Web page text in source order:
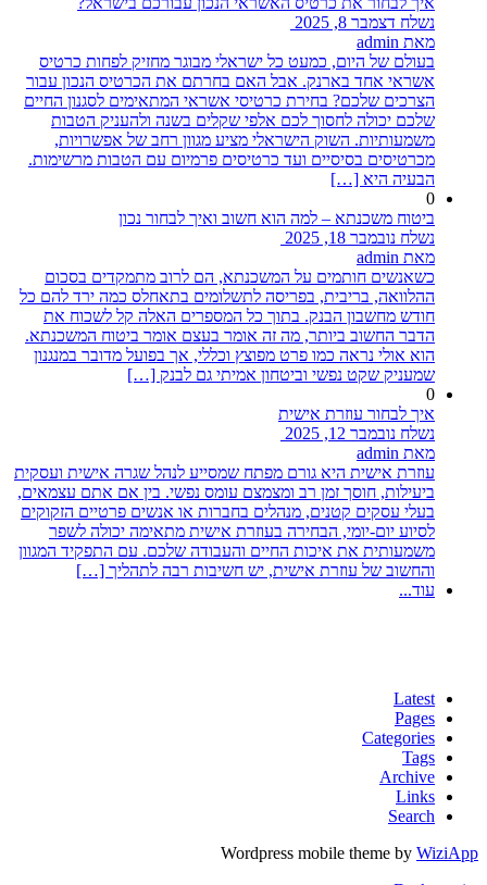
נשלח דצמבר 8, 2025
מאת admin
בעולם של היום, כמעט כל ישראלי מבוגר מחזיק לפחות כרטיס
אשראי אחד בארנק. אבל האם בחרתם את הכרטיס הנכון עבור
הצרכים שלכם? בחירת כרטיסי אשראי המתאימים לסגנון החיים
שלכם יכולה לחסוך לכם אלפי שקלים בשנה ולהעניק הטבות
משמעותיות. השוק הישראלי מציע מגוון רחב של אפשרויות,
מכרטיסים בסיסיים ועד כרטיסים פרמיום עם הטבות מרשימות.
הבעיה היא […]
0
ביטוח משכנתא – למה הוא חשוב ואיך לבחור נכון
נשלח נובמבר 18, 2025
מאת admin
כשאנשים חותמים על המשכנתא, הם לרוב מתמקדים בסכום
ההלוואה, בריבית, בפריסה לתשלומים בתאחלס כמה ירד להם כל
חודש מחשבון הבנק. בתוך כל המספרים האלה קל לשכוח את
הדבר החשוב ביותר, מה זה אומר בעצם אומר ביטוח המשכנתא.
הוא אולי נראה כמו פרט מפוצץ וכללי, אך בפועל מדובר במנגנון
שמעניק שקט נפשי וביטחון אמיתי גם לבנק […]
0
איך לבחור עוזרת אישית
נשלח נובמבר 12, 2025
מאת admin
עוזרת אישית היא גורם מפתח שמסייע לנהל שגרה אישית ועסקית
ביעילות, חוסך זמן רב ומצמצם עומס נפשי. בין אם אתם עצמאים,
בעלי עסקים קטנים, מנהלים בחברות או אנשים פרטיים הזקוקים
לסיוע יום-יומי, הבחירה בעוזרת אישית מתאימה יכולה לשפר
משמעותית את איכות החיים והעבודה שלכם. עם התפקיד המגוון
והחשוב של עוזרת אישית, יש חשיבות רבה לתהליך […]
עוד...
Latest
Pages
Categories
Tags
Archive
Links
Search
Wordpress mobile theme by WiziApp